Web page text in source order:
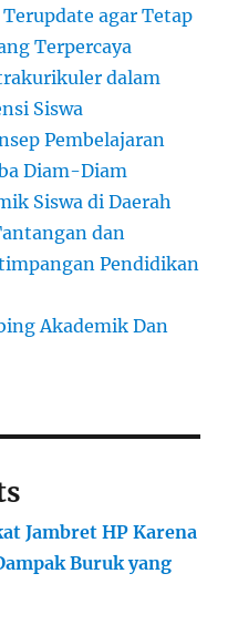
agar Tetap
Terpercaya
dalam
Siswa
Pembelajaran
Diam-Diam
Siswa di Daerah
dan
Pendidikan
Akademik Dan
Jambret HP Karena
Buruk yang